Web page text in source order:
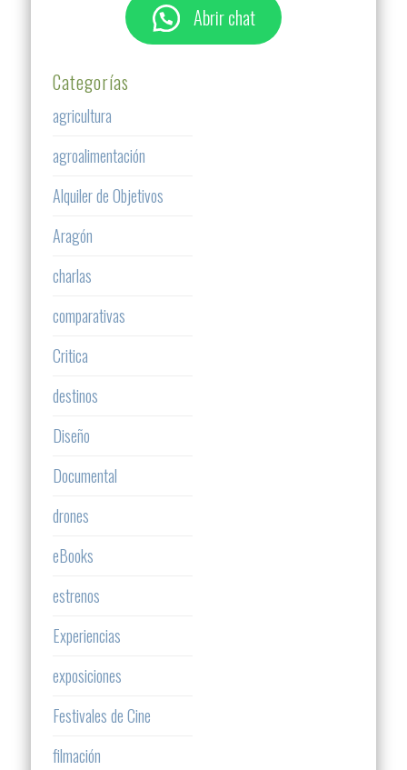
Abrir chat
Categorías
agricultura
agroalimentación
Alquiler de Objetivos
Aragón
charlas
comparativas
Critica
destinos
Diseño
Documental
drones
eBooks
estrenos
Experiencias
exposiciones
Festivales de Cine
filmación